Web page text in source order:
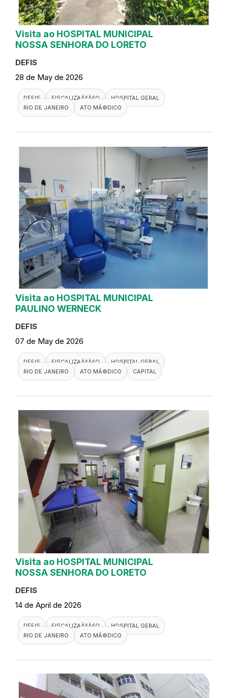
Visita ao HOSPITAL MUNICIPAL
NOSSA SENHORA DO LORETO
DEFIS
28 de May de 2026
DEFIS FISCALIZAÃ§Ã£O
HOSPITAL GERAL
RIO DE JANEIRO
ATO MÃ©DICO
Visita ao HOSPITAL MUNICIPAL
PAULINO WERNECK
DEFIS
07 de May de 2026
DEFIS FISCALIZAÃ§Ã£O
HOSPITAL GERAL
RIO DE JANEIRO
ATO MÃ©DICO CAPITAL
Visita ao HOSPITAL MUNICIPAL
NOSSA SENHORA DO LORETO
DEFIS
14 de April de 2026
DEFIS FISCALIZAÃ§Ã£O
HOSPITAL GERAL
RIO DE JANEIRO
ATO MÃ©DICO